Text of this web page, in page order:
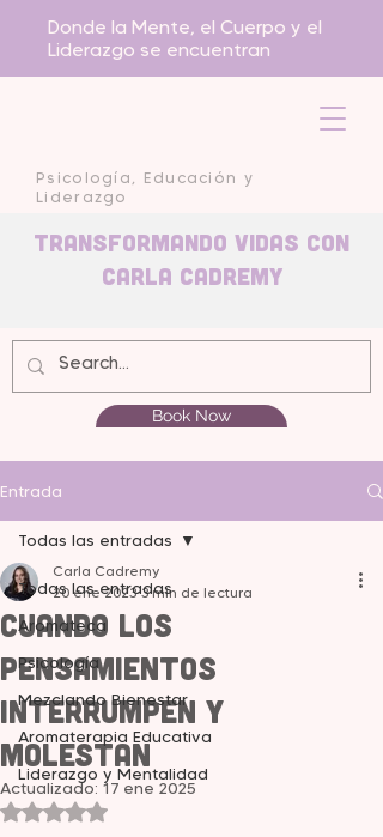
Psicología, Educación y
Liderazgo
Donde la Mente, el Cuerpo y el
Liderazgo se encuentran
Transformando Vidas con
carla Cadremy
Book Now
Entrada
Todas las entradas
Aromateca
Psicología
Mezclando Bienestar
Aromaterapia Educativa
Liderazgo y Mentalidad
Todas las entradas
Cuando los
pensamientos
interrumpen y
molestan
Carla Cadremy
20 ene 2023 3 min de lectura
Actualizado: 17 ene 2025
Obtuvo NaN de 5 estrellas.